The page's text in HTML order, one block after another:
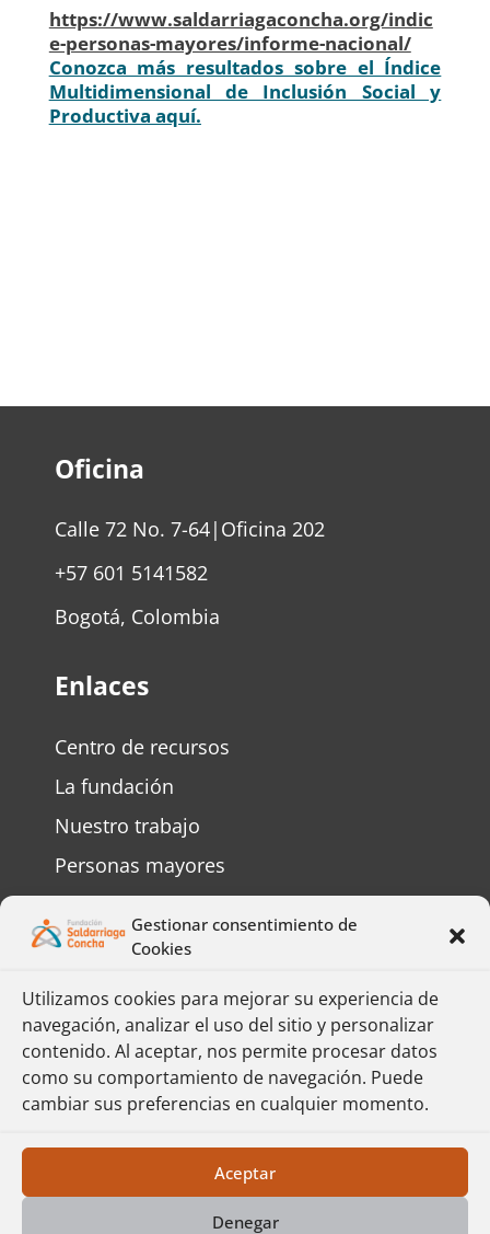
Gestionar consentimiento de
Cookies
Utilizamos cookies para mejorar su experiencia de
navegación, analizar el uso del sitio y personalizar
contenido. Al aceptar, nos permite procesar datos
como su comportamiento de navegación. Puede
cambiar sus preferencias en cualquier momento.
Aceptar
Denegar
https://www.saldarriagaconcha.org/indic
e-personas-mayores/informe-nacional/
Conozca más resultados sobre el Índice
Multidimensional de Inclusión Social y
Productiva aquí.
Oficina
Calle 72 No. 7-64|Oficina 202
+57 601 5141582
Bogotá, Colombia
Enlaces
Centro de recursos
La fundación
Nuestro trabajo
Personas mayores
Personas con discapacidad
Preguntas frecuentes
Contáctenos
Complete el formulario y responderemos
su mensaje lo más pronto posible.
Política de Protección de Datos